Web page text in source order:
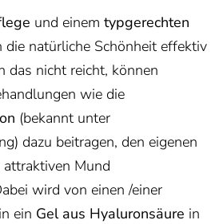
und einem typgerechten
die natürliche Schönheit effektiv
das nicht reicht, können
wie die
(bekannt unter
dazu beitragen, den eigenen
Mund
wird von einen /einer
ein Gel aus Hyaluronsäure in